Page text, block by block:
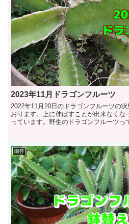
2023年11月ドラゴンフルーツ
2022年11月20日のドラゴンフルーツの
おります。上に伸ばすことが出来なくな
っています。野生のドラゴンフルーツっ
園芸